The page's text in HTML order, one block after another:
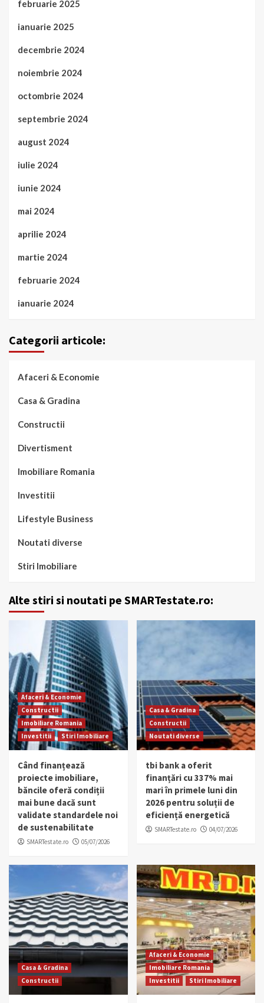
februarie 2025
ianuarie 2025
decembrie 2024
noiembrie 2024
octombrie 2024
septembrie 2024
august 2024
iulie 2024
iunie 2024
mai 2024
aprilie 2024
martie 2024
februarie 2024
ianuarie 2024
Categorii articole:
Afaceri & Economie
Casa & Gradina
Constructii
Divertisment
Imobiliare Romania
Investitii
Lifestyle Business
Noutati diverse
Stiri Imobiliare
Alte stiri si noutati pe SMARTestate.ro:
Afaceri & Economie
Constructii
Imobiliare Romania
Investitii
Stiri Imobiliare
Când finanțează
proiecte imobiliare,
băncile oferă condiții
mai bune dacă sunt
validate standardele noi
de sustenabilitate
SMARTestate.ro 05/07/2026
Casa & Gradina
Constructii
Noutati diverse
tbi bank a oferit
finanțări cu 337% mai
mari în primele luni din
2026 pentru soluții de
eficiență energetică
SMARTestate.ro 04/07/2026
Casa & Gradina
Constructii
Afaceri & Economie
Imobiliare Romania
Investitii
Stiri Imobiliare